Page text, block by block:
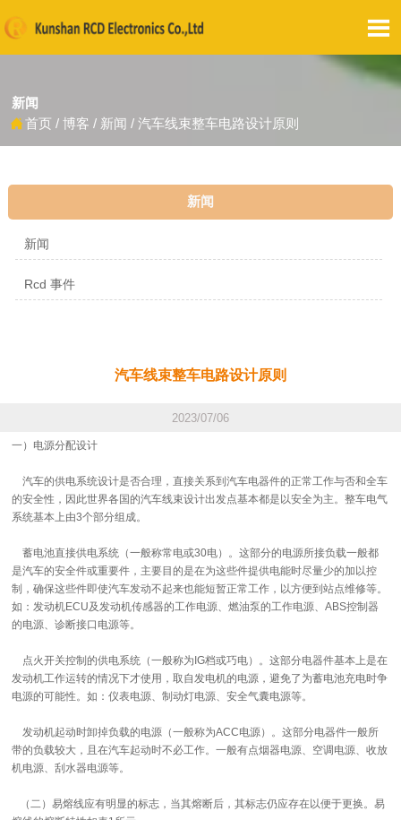

新闻
首页 / 博客 / 新闻 / 汽车线束整车电路设计原则
新闻
新闻
Rcd 事件
汽车线束整车电路设计原则
2023/07/06
一）电源分配设计
汽车的供电系统设计是否合理，直接关系到汽车电器件的正常工作与否和全车
的安全性，因此世界各国的汽车线束设计出发点基本都是以安全为主。整车电气
系统基本上由3个部分组成。
蓄电池直接供电系统（一般称常电或30电）。这部分的电源所接负载一般都
是汽车的安全件或重要件，主要目的是在为这些件提供电能时尽量少的加以控
制，确保这些件即使汽车发动不起来也能短暂正常工作，以方便到站点维修等。
如：发动机ECU及发动机传感器的工作电源、燃油泵的工作电源、ABS控制器
的电源、诊断接口电源等。
点火开关控制的供电系统（一般称为IG档或巧电）。这部分电器件基本上是在
发动机工作运转的情况下才使用，取自发电机的电源，避免了为蓄电池充电时争
电源的可能性。如：仪表电源、制动灯电源、安全气囊电源等。
发动机起动时卸掉负载的电源（一般称为ACC电源）。这部分电器件一般所
带的负载较大，且在汽车起动时不必工作。一般有点烟器电源、空调电源、收放
机电源、刮水器电源等。
（二）易熔线应有明显的标志，当其熔断后，其标志仍应存在以便于更换。易